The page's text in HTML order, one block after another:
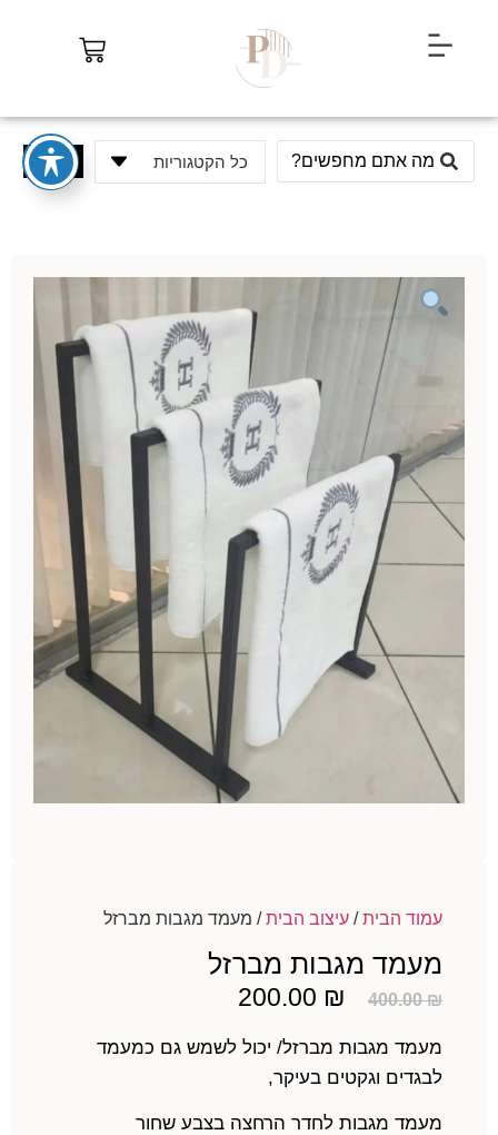
חיפוש
עמוד הבית/ עיצוב הבית/ מעמד מגבות מברזל
מעמד מגבות מברזל
400.00₪
200.00 ₪
מעמד מגבות מברזל/ יכול לשמש גם כמעמד
לבגדים וגקטים בעיקר,
מעמד מגבות לחדר הרחצה בצבע שחור